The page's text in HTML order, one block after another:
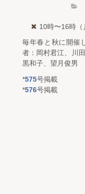
10時〜16時（
毎年春と秋に開催
者：岡村君江、川
黒和子、望月俊男
*575号掲載
*576号掲載